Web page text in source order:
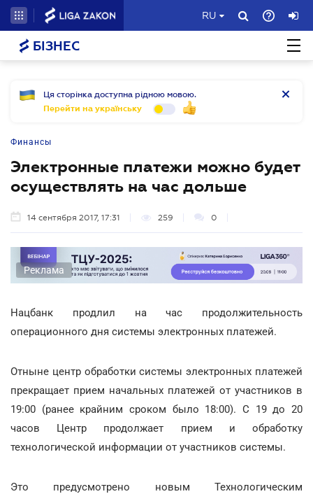
RU
БІЗНЕС
Ця сторінка доступна рідною мовою.
Перейти на українську
Финансы
Электронные платежи можно будет
осуществлять на час дольше
14 сентября 2017, 17:31 259 0
Реклама
Нацбанк продлил на час продолжительность
операционного дня системы электронных платежей.
Отныне центр обработки системы электронных платежей
прекращает прием начальных платежей от участников в
19:00 (ранее крайним сроком было 18:00). С 19 до 20
часов Центр продолжает прием и обработку
технологической информации от участников системы.
Это предусмотрено новым Технологическим